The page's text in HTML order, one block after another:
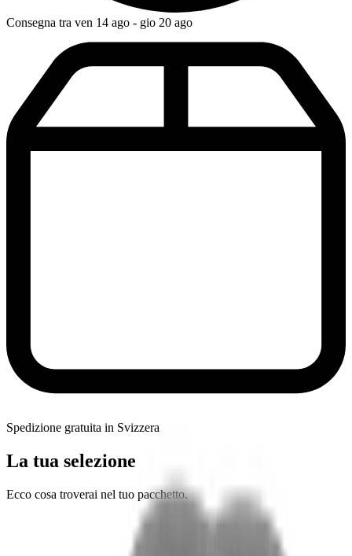
Consegna tra ven 14 ago - gio 20 ago
Spedizione gratuita in Svizzera
La tua selezione
Ecco cosa troverai nel tuo pacchetto.